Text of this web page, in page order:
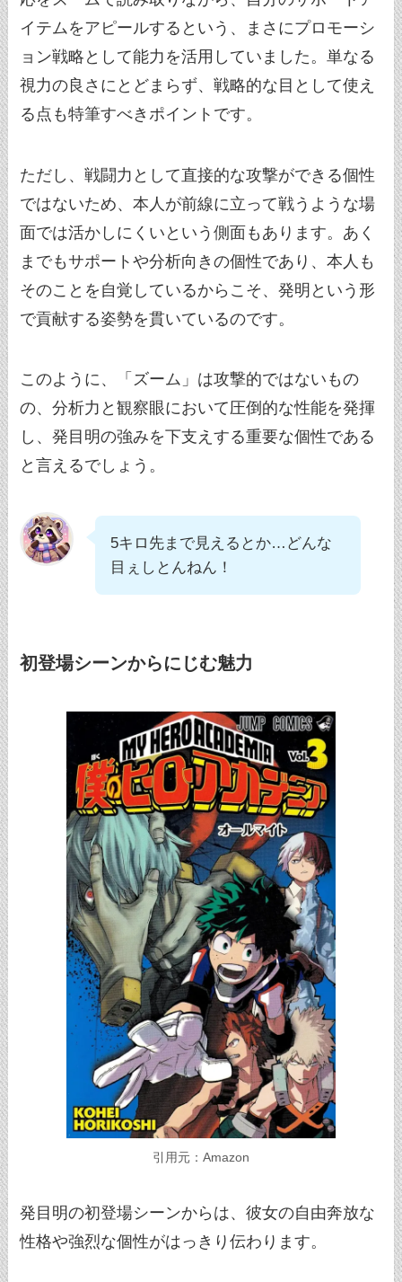
イテムをアピールするという、まさにプロモーシ
ョン戦略として能力を活用していました。単なる
視力の良さにとどまらず、戦略的な目として使え
る点も特筆すべきポイントです。
ただし、戦闘力として直接的な攻撃ができる個性
ではないため、本人が前線に立って戦うような場
面では活かしにくいという側面もあります。あく
までもサポートや分析向きの個性であり、本人も
そのことを自覚しているからこそ、発明という形
で貢献する姿勢を貫いているのです。
このように、「ズーム」は攻撃的ではないもの
の、分析力と観察眼において圧倒的な性能を発揮
し、発目明の強みを下支えする重要な個性である
と言えるでしょう。
5キロ先まで見えるとか…どんな
目ぇしとんねん！
初登場シーンからにじむ魅力
引用元：Amazon
発目明の初登場シーンからは、彼女の自由奔放な
性格や強烈な個性がはっきり伝わります。